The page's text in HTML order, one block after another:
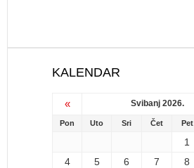
KALENDAR
« Svibanj 2026.
Pon Uto Sri Čet Pet
1
4
5 6 7 8